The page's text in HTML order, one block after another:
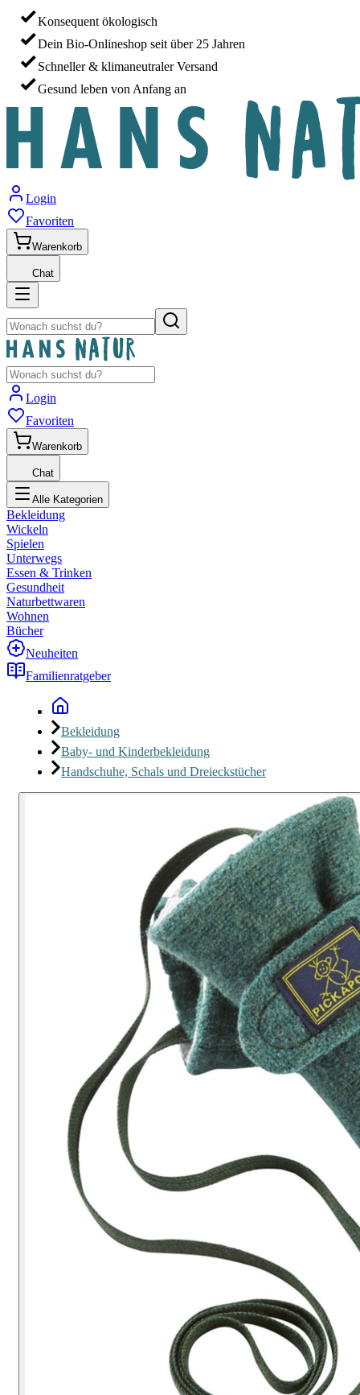
Konsequent ökologisch
Dein Bio-Onlineshop seit über 25 Jahren
Schneller & klimaneutraler Versand
Gesund leben von Anfang an
Login
Favoriten
Warenkorb
Chat
Login
Favoriten
Warenkorb
Chat
Alle Kategorien
Bekleidung
Wickeln
Spielen
Unterwegs
Essen & Trinken
Gesundheit
Naturbettwaren
Wohnen
Bücher
Neuheiten
Familienratgeber
Bekleidung
Baby- und Kinderbekleidung
Handschuhe, Schals und Dreieckstücher